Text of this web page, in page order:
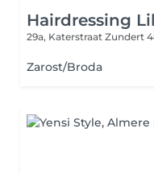
Hairdressing
29a, Katerstraat Zundert
Zarost/Broda